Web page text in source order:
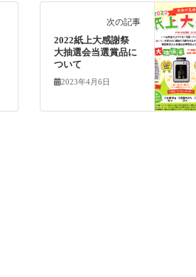
次の記事
2022紙上大感謝祭
大抽選会当選賞品に
ついて
2023年4月6日